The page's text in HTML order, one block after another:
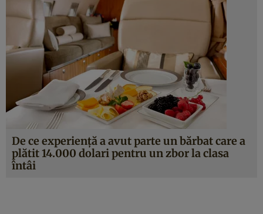
De ce experiență a avut parte un bărbat care a
plătit 14.000 dolari pentru un zbor la clasa
întâi